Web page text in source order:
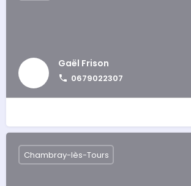
Gaël Frison
0679022307
Chambray-lès-Tours